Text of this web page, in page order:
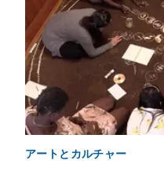
アートとカルチャー